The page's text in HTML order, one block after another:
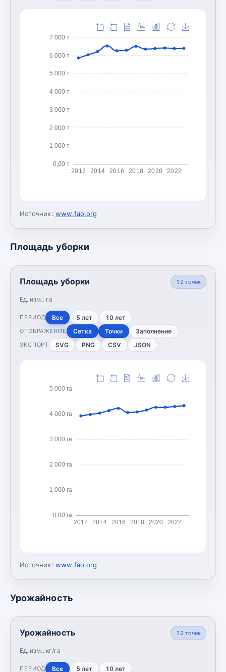
0,00 т
1 000 т
2 000 т
3 000 т
4 000 т
5 000 т
6 000 т
7 000 т
2012 2014 2016 2018 2020 2022
Источник: www.fao.org
Площадь уборки
Площадь уборки
Ед. изм.: га
12 точек
ПЕРИОД Все 5 лет 10 лет
ОТОБРАЖЕНИЕ Сетка Точки Заполнение
ЭКСПОРТ SVG PNG CSV JSON
0,00 га
1 000 га
2 000 га
3 000 га
4 000 га
5 000 га
2012 2014 2016 2018 2020 2022
Источник: www.fao.org
Урожайность
Урожайность
Ед. изм.: кг/га
12 точек
ПЕРИОД Все 5 лет 10 лет